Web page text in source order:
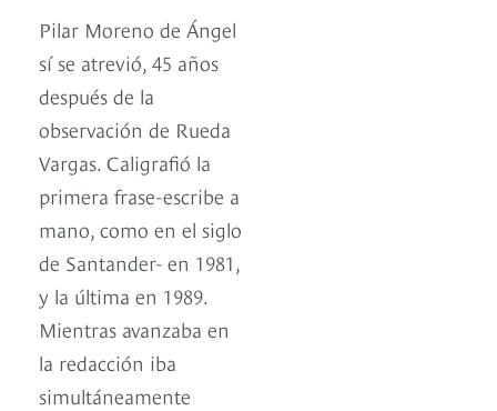
Pilar Moreno de Ángel
sí se atrevió, 45 años
después de la
observación de Rueda
Vargas. Caligrafió la
primera frase-escribe a
mano, como en el siglo
de Santander- en 1981,
y la última en 1989.
Mientras avanzaba en
la redacción iba
simultáneamente